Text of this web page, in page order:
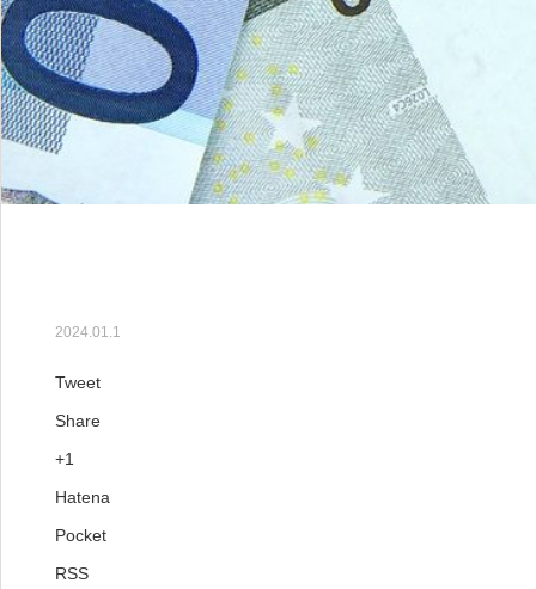
2024.01.1
Tweet
Share
+1
Hatena
Pocket
RSS